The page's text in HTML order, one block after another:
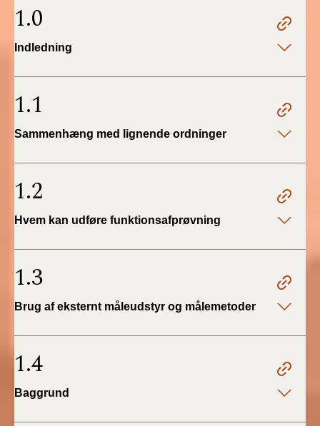
BR18 (1/1 - 30/6
2022)
BR18 (1/1-29/6
1.0
Indledning
1.1
Sammenhæng med lignende ordninger
1.2
Hvem kan udføre funktionsafprøvning
1.3
Brug af eksternt måleudstyr og målemetoder
1.4
Baggrund